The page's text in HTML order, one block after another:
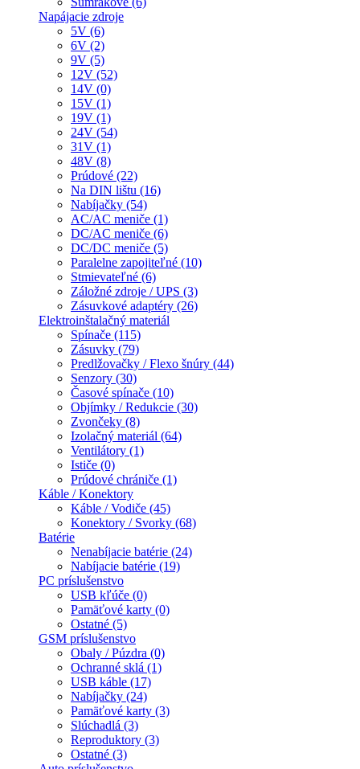
Napájacie zdroje
5V (6)
6V (2)
9V (5)
12V (52)
14V (0)
15V (1)
19V (1)
24V (54)
31V (1)
48V (8)
Prúdové (22)
Na DIN lištu (16)
Nabíjačky (54)
AC/AC meniče (1)
DC/AC meniče (6)
DC/DC meniče (5)
Paralelne zapojiteľné (10)
Stmievateľné (6)
Záložné zdroje / UPS (3)
Zásuvkové adaptéry (26)
Elektroinštalačný materiál
Spínače (115)
Zásuvky (79)
Predlžovačky / Flexo šnúry (44)
Senzory (30)
Časové spínače (10)
Objímky / Redukcie (30)
Zvončeky (8)
Izolačný materiál (64)
Ventilátory (1)
Ističe (0)
Prúdové chrániče (1)
Káble / Konektory
Káble / Vodiče (45)
Konektory / Svorky (68)
Batérie
Nenabíjacie batérie (24)
Nabíjacie batérie (19)
PC príslušenstvo
USB kľúče (0)
Pamäťové karty (0)
Ostatné (5)
GSM príslušenstvo
Obaly / Púzdra (0)
Ochranné sklá (1)
USB káble (17)
Nabíjačky (24)
Pamäťové karty (3)
Slúchadlá (3)
Reproduktory (3)
Ostatné (3)